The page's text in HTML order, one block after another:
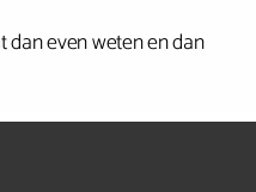
dan even weten en dan